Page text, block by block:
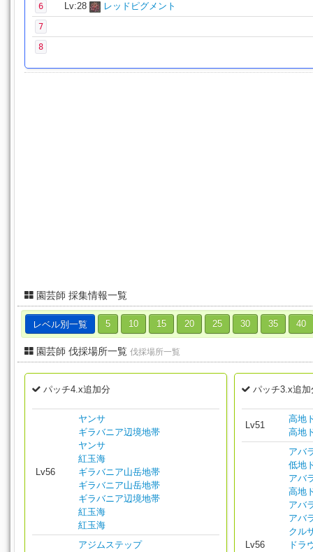
6 Lv:28 レッドピグメント
7
8
園芸師 採集情報一覧
レベル別一覧 5 10 15 20 25 30 35 40
園芸師 伐採場所一覧 伐採場所一覧
パッチ4.x追加分
Lv56
ヤンサ
ギラバニア辺境地帯
ヤンサ
紅玉海
ギラバニア山岳地帯
ギラバニア山岳地帯
ギラバニア辺境地帯
紅玉海
紅玉海
アジムステップ
パッチ3.x追加
Lv51
高地
高地
Lv56
アバ
低地
アバ
高地
アバ
アバ
クル
ドラ